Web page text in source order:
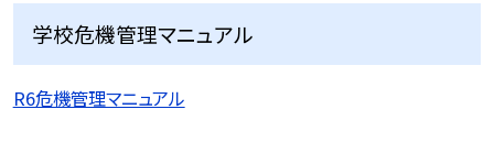
学校危機管理マニュアル
R6危機管理マニュアル